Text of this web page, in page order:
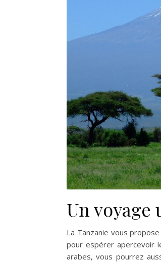
Un voyage
La Tanzanie vous
pour espérer apercevoir
arabes, vous pourrez